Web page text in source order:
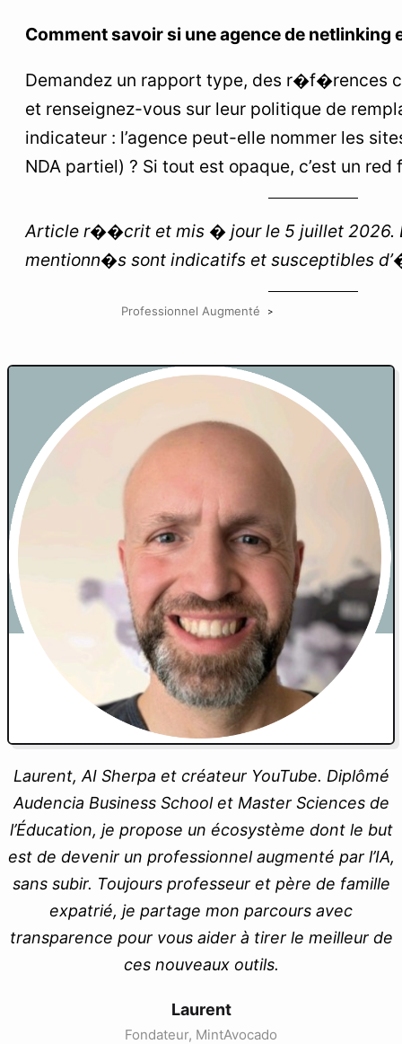
Comment savoir si une agence de netlinking
Demandez un rapport type, des r�f�rences
et renseignez-vous sur leur politique de
indicateur : l’agence peut-elle nommer les
NDA partiel) ? Si tout est opaque, c’est un red
Article r��crit et mis � jour le 5 juillet 2026.
mentionn�s sont indicatifs et susceptibles
Professionnel Augmenté >
Laurent, AI Sherpa et créateur YouTube. Diplômé
Audencia Business School et Master Sciences de
l’Éducation, je propose un écosystème dont le but
est de devenir un professionnel augmenté par l’IA,
sans subir. Toujours professeur et père de famille
expatrié, je partage mon parcours avec
transparence pour vous aider à tirer le meilleur de
ces nouveaux outils.
Laurent
Fondateur, MintAvocado